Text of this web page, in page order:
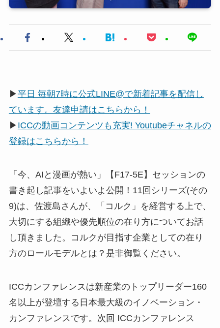
▶平日 毎朝7時に公式LINE@で新着記事を配信し
ています。友達申請はこちらから！
▶ ICCの動画コンテンツも充実! Youtubeチャネルの
登録はこちらから！
「今、AIと漫画が熱い」【F17-5E】セッションの
書き起し記事をいよいよ公開！11回シリーズ(その
9)は、佐渡島さんが、「コルク」を経営する上で、
大切にする組織や優先順位の在り方についてお話
し頂きました。コルクが目指す企業としての在り
方のロールモデルとは？是非御覧ください。
ICCカンファレンスは新産業のトップリーダー160
名以上が登壇する日本最大級のイノベーション・
カンファレンスです。次回 ICCカンファレンス